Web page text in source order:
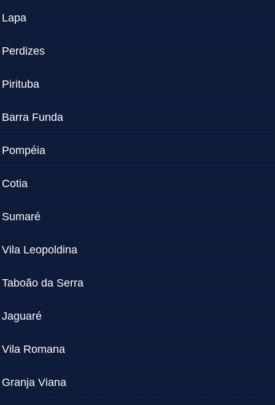
Lapa
Perdizes
Pirituba
Barra Funda
Pompéia
Cotia
Sumaré
Vila Leopoldina
Taboão da Serra
Jaguaré
Vila Romana
Granja Viana